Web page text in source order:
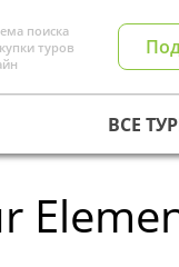
поиска
туров
ВСЕ